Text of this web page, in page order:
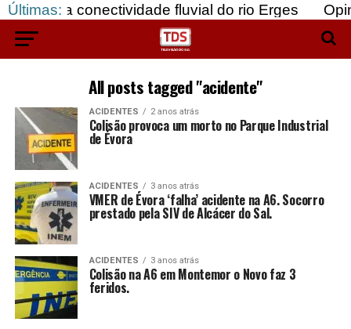
Últimas:
da conectividade fluvial do rio Erges Opinião:
All posts tagged "acidente"
ACIDENTES 2 anos atrás
Colisão provoca um morto no Parque Industrial
de Évora
ACIDENTES 3 anos atrás
VMER de Évora ‘falha’ acidente na A6. Socorro
prestado pela SIV de Alcácer do Sal.
ACIDENTES 3 anos atrás
Colisão na A6 em Montemor o Novo faz 3
feridos.